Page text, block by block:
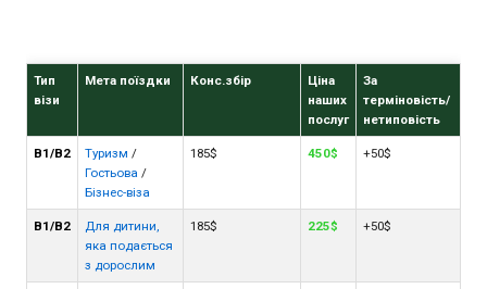
Тип
візи
Мета поїздки Конс.збір
Ціна
наших
послуг
За
терміновість/
нетиповість
B1/B2 Туризм /
Гостьова /
Бізнес-віза
185$ 450$ +50$
B1/B2
Для дитини,
яка подається
з дорослим
185$ 225$ +50$